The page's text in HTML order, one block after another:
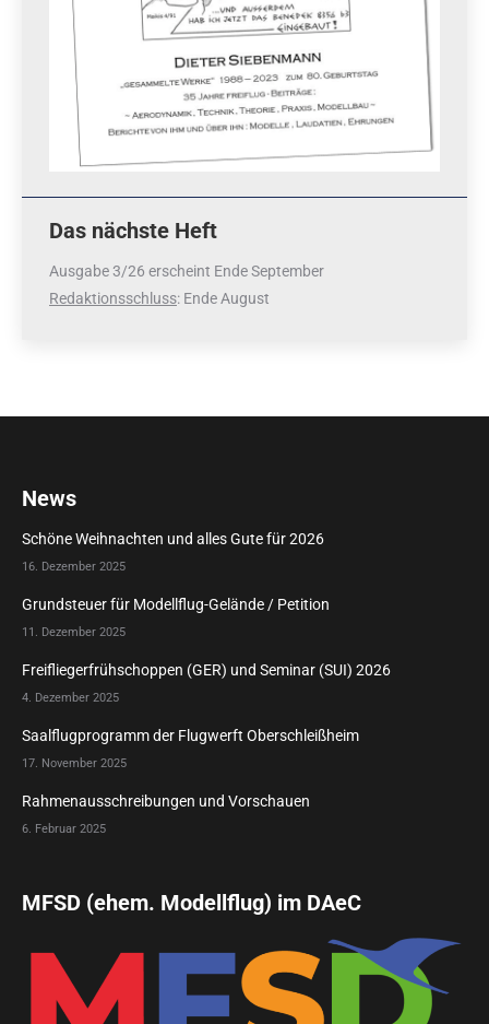
Das nächste Heft
Ausgabe 3/26 erscheint Ende September
Redaktionsschluss: Ende August
News
Schöne Weihnachten und alles Gute für 2026
16. Dezember 2025
Grundsteuer für Modellflug-Gelände / Petition
11. Dezember 2025
Freifliegerfrühschoppen (GER) und Seminar (SUI) 2026
4. Dezember 2025
Saalflugprogramm der Flugwerft Oberschleißheim
17. November 2025
Rahmenausschreibungen und Vorschauen
6. Februar 2025
MFSD (ehem. Modellflug) im DAeC